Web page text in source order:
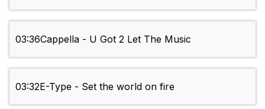
03:36Cappella - U Got 2 Let The Music
03:32E-Type - Set the world on fire